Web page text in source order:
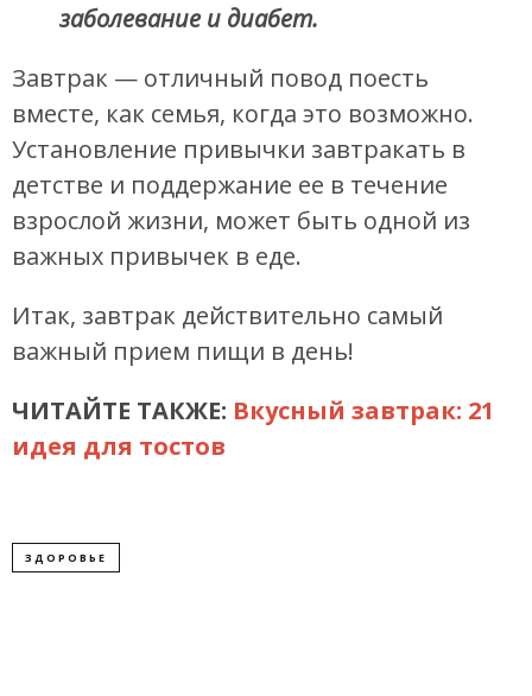
заболевание и диабет.
Завтрак — отличный повод поесть
вместе, как семья, когда это возможно.
Установление привычки завтракать в
детстве и поддержание ее в течение
взрослой жизни, может быть одной из
важных привычек в еде.
Итак, завтрак действительно самый
важный прием пищи в день!
ЧИТАЙТЕ ТАКЖЕ: Вкусный завтрак: 21
идея для тостов
ЗДОРОВЬЕ